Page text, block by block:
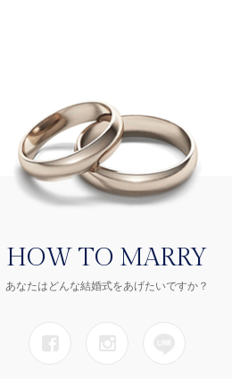
HOW TO MARRY
あなたはどんな結婚式をあげたいですか？